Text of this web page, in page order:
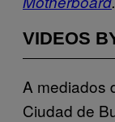
VIDEOS
A mediados
Ciudad de